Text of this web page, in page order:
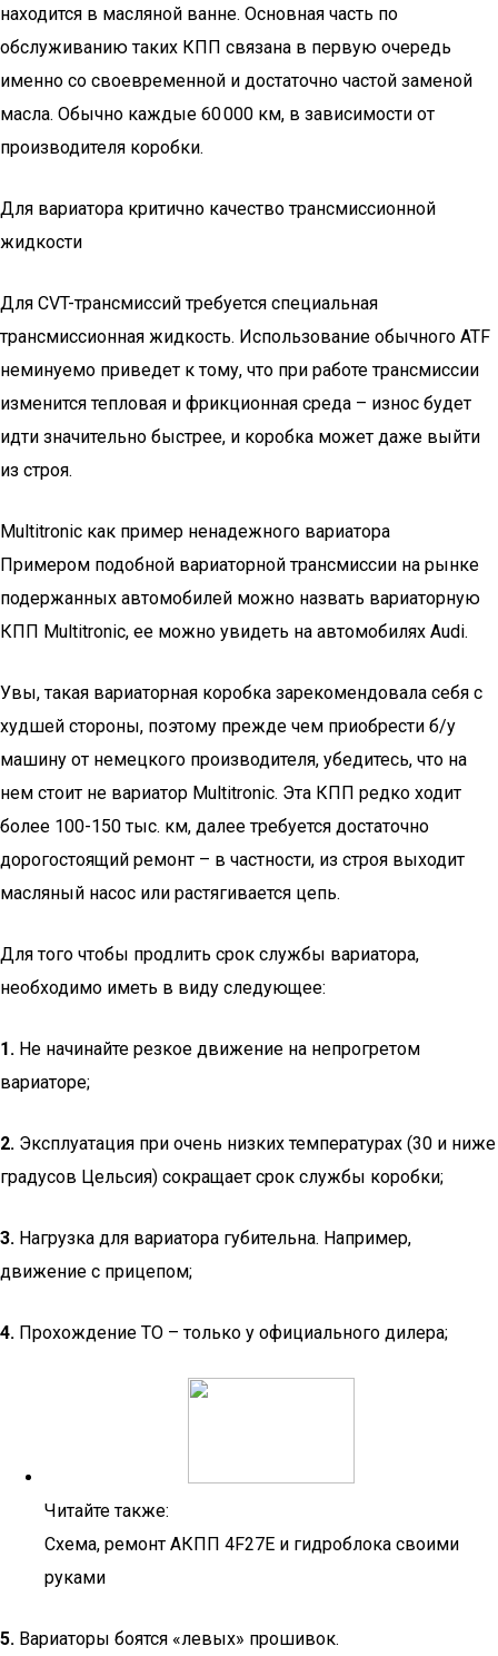
находится в масляной ванне. Основная часть по
обслуживанию таких КПП связана в первую очередь
именно со своевременной и достаточно частой заменой
масла. Обычно каждые 60 000 км, в зависимости от
производителя коробки.
Для вариатора критично качество трансмиссионной
жидкости
Для CVT-трансмиссий требуется специальная
трансмиссионная жидкость. Использование обычного ATF
неминуемо приведет к тому, что при работе трансмиссии
изменится тепловая и фрикционная среда – износ будет
идти значительно быстрее, и коробка может даже выйти
из строя.
Multitronic как пример ненадежного вариатора
Примером подобной вариаторной трансмиссии на рынке
подержанных автомобилей можно назвать вариаторную
КПП Multitronic, ее можно увидеть на автомобилях Audi.
Увы, такая вариаторная коробка зарекомендовала себя с
худшей стороны, поэтому прежде чем приобрести б/у
машину от немецкого производителя, убедитесь, что на
нем стоит не вариатор Multitronic. Эта КПП редко ходит
более 100-150 тыс. км, далее требуется достаточно
дорогостоящий ремонт – в частности, из строя выходит
масляный насос или растягивается цепь.
Для того чтобы продлить срок службы вариатора,
необходимо иметь в виду следующее:
1. Не начинайте резкое движение на непрогретом
вариаторе;
2. Эксплуатация при очень низких температурах (30 и ниже
градусов Цельсия) сокращает срок службы коробки;
3. Нагрузка для вариатора губительна. Например,
движение с прицепом;
4. Прохождение ТО – только у официального дилера;
Читайте также:
Схема, ремонт АКПП 4F27E и гидроблока своими
руками
5. Вариаторы боятся «левых» прошивок.